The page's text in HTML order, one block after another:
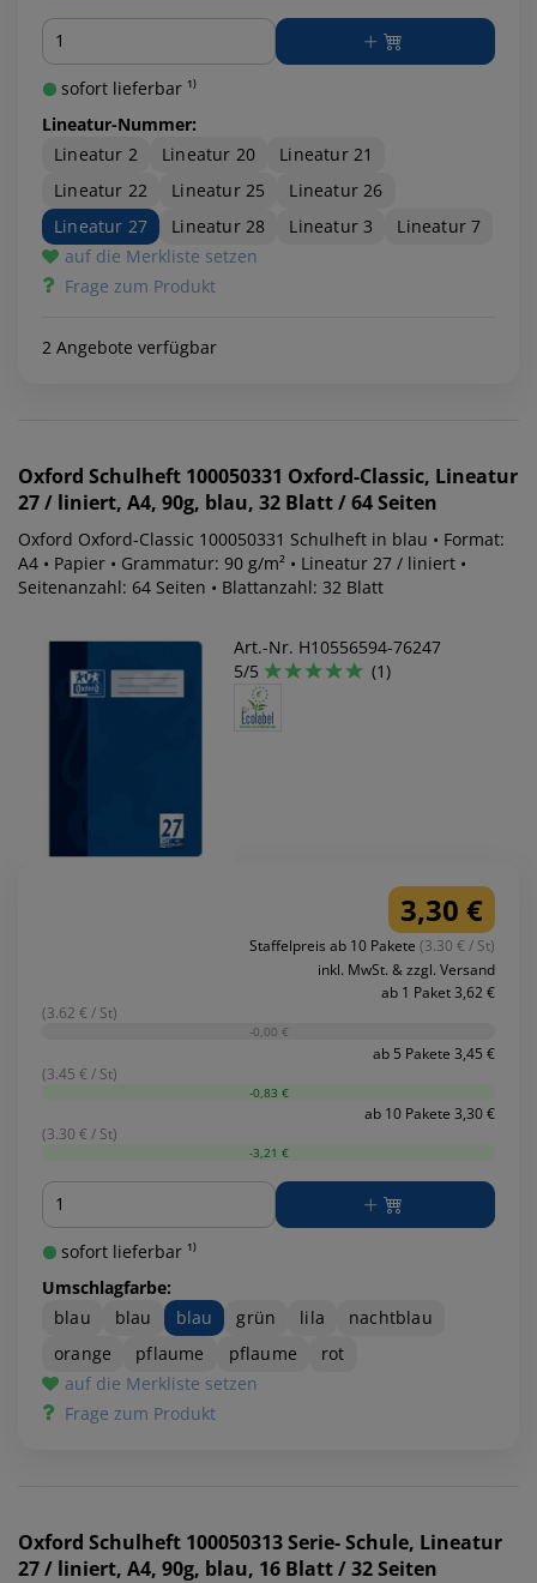
Menge
sofort lieferbar ¹⁾
Lineatur-Nummer:
Lineatur 2
Lineatur 20
Lineatur 21
Lineatur 22
Lineatur 25
Lineatur 26
Lineatur 27
Lineatur 28 Lineatur 3
Lineatur 7
auf die Merkliste setzen
Frage zum Produkt
2 Angebote verfügbar
Oxford Schulheft 100050331 Oxford-Classic, Lineatur
27 / liniert, A4, 90g, blau, 32 Blatt / 64 Seiten
Oxford Oxford-Classic 100050331 Schulheft in blau • Format:
A4 • Papier • Grammatur: 90 g/m² • Lineatur 27 / liniert •
Seitenanzahl: 64 Seiten • Blattanzahl: 32 Blatt
Art.-Nr. H10556594-76247
5/5
(1)
3,30 €
Staffelpreis ab 10 Pakete (3.30 € / St)
inkl. MwSt. & zzgl. Versand
ab 1 Paket 3,62 €
(3.62 € / St)
-0,00 €
ab 5 Pakete 3,45 €
(3.45 € / St)
-0,83 €
ab 10 Pakete 3,30 €
(3.30 € / St)
-3,21 €
Menge
sofort lieferbar ¹⁾
Umschlagfarbe:
blau
blau blau grün lila
nachtblau
orange
pflaume pflaume
rot
auf die Merkliste setzen
Frage zum Produkt
Oxford Schulheft 100050313 Serie- Schule, Lineatur
27 / liniert, A4, 90g, blau, 16 Blatt / 32 Seiten